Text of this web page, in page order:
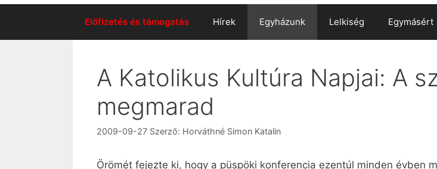
Előfizetés és támogatás Hírek Egyházunk Lelkiség Egymásért
A Katolikus Kultúra Napjai: A
megmarad
2009-09-27 Szerző: Horváthné Simon Katalin
Örömét fejezte ki, hogy a püspöki konferencia ezentúl minden évben